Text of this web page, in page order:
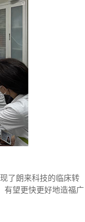
了朗来科技的临床转
有望更快更好地造福广